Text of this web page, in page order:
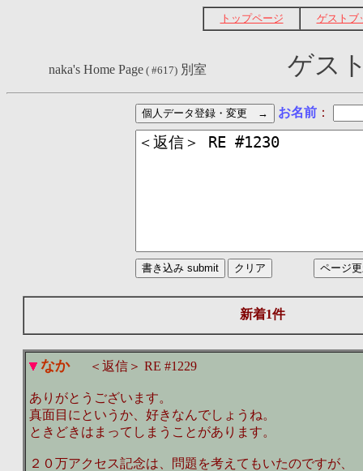
トップページ ゲストブ
naka's Home Page( #617)別室 ゲスト
お名前 ：
新着1件
なか＜返信＞ RE #1229
ありがとうございます。
真面目にというか、好きなんでしょうね。
ときどきはまってしまうことがあります。
２０万アクセス記念は、問題を考えてもいたのですが、